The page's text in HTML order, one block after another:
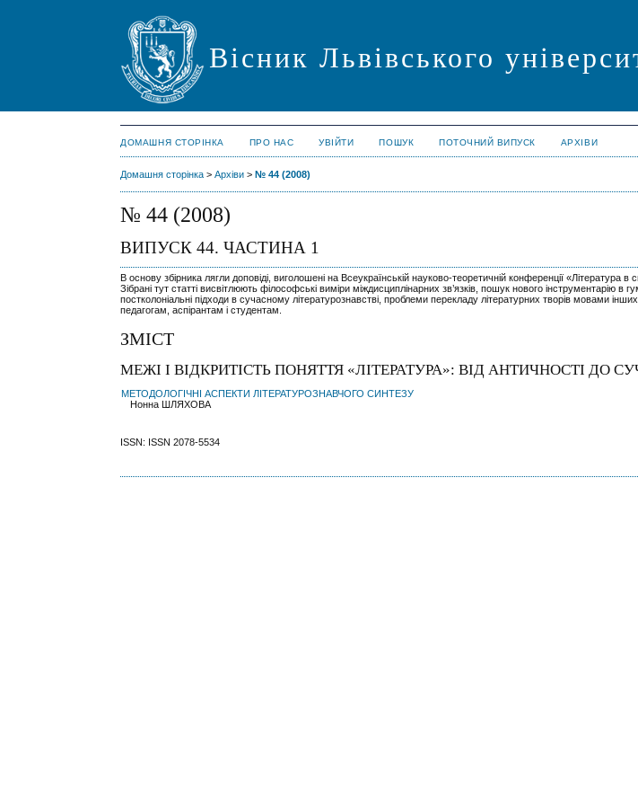
Вісник Львівського
ДОМАШНЯ СТОРІНКА ПРО НАС УВІЙТИ ПОШУК ПОТОЧНИЙ ВИПУСК АРХІВИ
Домашня сторінка >Архіви >№ 44 (2008)
№ 44 (2008)
ВИПУСК 44. ЧАСТИНА 1
В основу збірника лягли доповіді, виголошені на Всеукраїнській науково-теоретичній конференції «Література в
Зібрані тут статті висвітлюють філософські виміри міждисциплінарних зв’язків, пошук нового інструментарію в
постколоніальні підходи в сучасному літературознавстві, проблеми перекладу літературних творів мовами
педагогам, аспірантам і студентам.
ЗМІСТ
МЕЖІ І ВІДКРИТІСТЬ ПОНЯТТЯ «ЛІТЕРАТУРА»: ВІД АНТИЧНОСТІ ДО
МЕТОДОЛОГІЧНІ АСПЕКТИ ЛІТЕРАТУРОЗНАВЧОГО СИНТЕЗУ
Нонна ШЛЯХОВА
ISSN: ISSN 2078-5534